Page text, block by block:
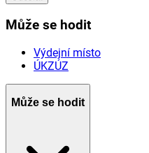
Může se hodit
Výdejní místo
ÚKZÚZ
Může se hodit